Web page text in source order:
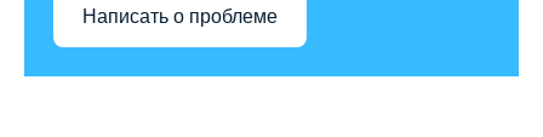
Написать о проблеме